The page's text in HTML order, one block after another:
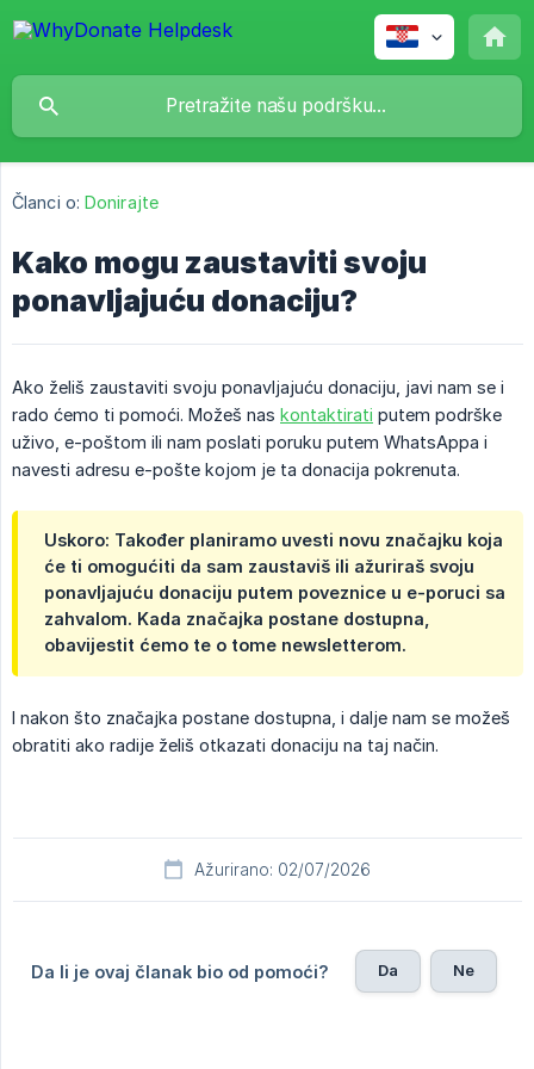
Članci o: Donirajte
Kako mogu zaustaviti svoju
ponavljajuću donaciju?
Ako želiš zaustaviti svoju ponavljajuću donaciju, javi nam se i
rado ćemo ti pomoći. Možeš nas kontaktirati putem podrške
uživo, e-poštom ili nam poslati poruku putem WhatsAppa i
navesti adresu e-pošte kojom je ta donacija pokrenuta.
Uskoro: Također planiramo uvesti novu značajku koja
će ti omogućiti da sam zaustaviš ili ažuriraš svoju
ponavljajuću donaciju putem poveznice u e-poruci sa
zahvalom. Kada značajka postane dostupna,
obavijestit ćemo te o tome newsletterom.
I nakon što značajka postane dostupna, i dalje nam se možeš
obratiti ako radije želiš otkazati donaciju na taj način.
Ažurirano: 02/07/2026
Da li je ovaj članak bio od pomoći? Da Ne